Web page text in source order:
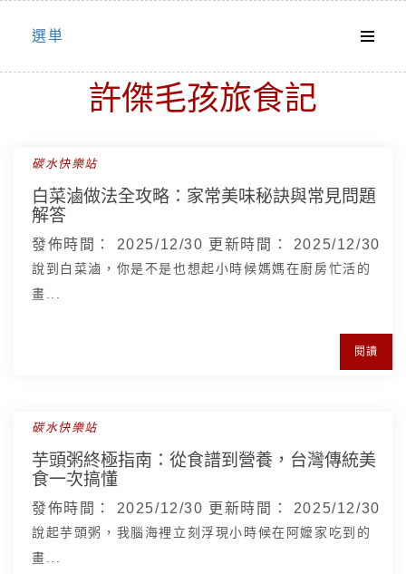
Skip
選単
許傑毛孩旅食記
碳水快樂站
白菜滷做法全攻略：家常美味秘訣與常見問題
解答
發佈時間： 2025/12/30 更新時間： 2025/12/30
說到白菜滷，你是不是也想起小時候媽媽在廚房忙活的
畫...
閱讀
碳水快樂站
芋頭粥終極指南：從食譜到營養，台灣傳統美
食一次搞懂
發佈時間： 2025/12/30 更新時間： 2025/12/30
說起芋頭粥，我腦海裡立刻浮現小時候在阿嬤家吃到的
畫...